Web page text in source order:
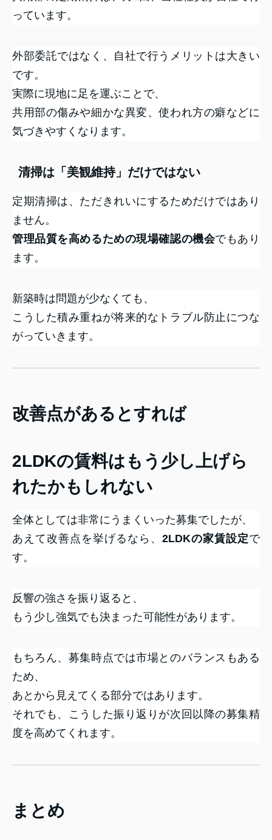
っています。
外部委託ではなく、自社で行うメリットは大きい
です。
実際に現地に足を運ぶことで、
共用部の傷みや細かな異変、使われ方の癖などに
気づきやすくなります。
清掃は「美観維持」だけではない
定期清掃は、ただきれいにするためだけではあり
ません。
管理品質を高めるための現場確認の機会でもあり
ます。
新築時は問題が少なくても、
こうした積み重ねが将来的なトラブル防止につな
がっていきます。
改善点があるとすれば
2LDKの賃料はもう少し上げら
れたかもしれない
全体としては非常にうまくいった募集でしたが、
あえて改善点を挙げるなら、 2LDKの家賃設定で
す。
反響の強さを振り返ると、
もう少し強気でも決まった可能性があります。
もちろん、募集時点では市場とのバランスもある
ため、
あとから見えてくる部分ではあります。
それでも、こうした振り返りが次回以降の募集精
度を高めてくれます。
まとめ